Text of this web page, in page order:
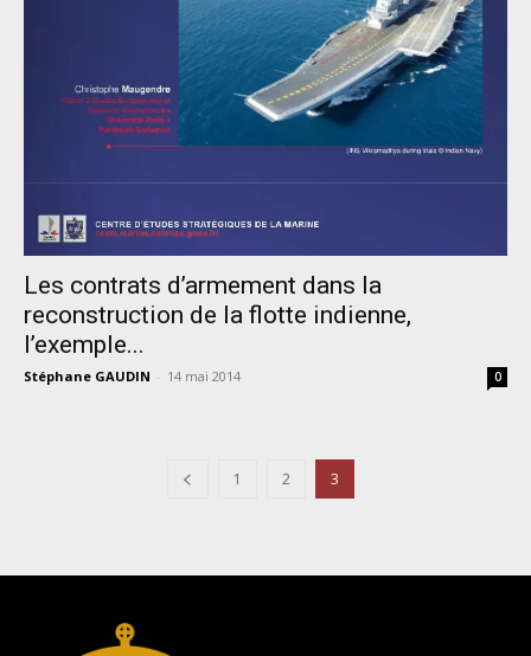
Les contrats d’armement dans la
reconstruction de la flotte indienne,
l’exemple...
Stéphane GAUDIN - 14 mai 2014 0
1 2 3